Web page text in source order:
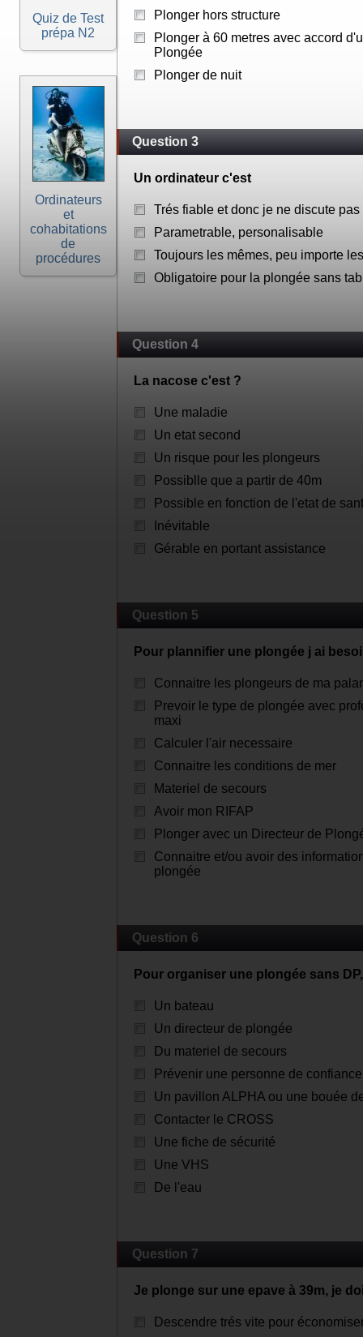
Quiz de Test
prépa N2
Ordinateurs
et
cohabitations
de
procédures
Plonger hors structure
Plonger à 60 metres avec accord
Plongée
Plonger de nuit
Question 3
Un ordinateur c'est
Trés fiable et donc je ne discute
Parametrable, personalisable
Toujours les mêmes, peu importe
Obligatoire pour la plongée sans
Question 4
La nacose c'est ?
Une maladie
Un etat second
Un risque pour les plongeurs
Possiblle que a partir de 40m
Possible en fonction de l'etat de
Inévitable
Gérable en portant assistance
Question 5
Pour plannifier une plongée j ai
Connaitre les plongeurs de ma
Prevoir le type de plongée avec
maxi
Calculer l'air necessaire
Connaitre les conditions de mer
Materiel de secours
Avoir mon RIFAP
Plonger avec un Directeur de
Connaitre et/ou avoir des
plongée
Question 6
Pour organiser une plongée sans
Un bateau
Un directeur de plongée
Du materiel de secours
Prévenir une personne de confiance
Un pavillon ALPHA ou une bouée
Contacter le CROSS
Une fiche de sécurité
Une VHS
De l'eau
Question 7
Je plonge sur une epave à 39m, je
Descendre trés vite pour